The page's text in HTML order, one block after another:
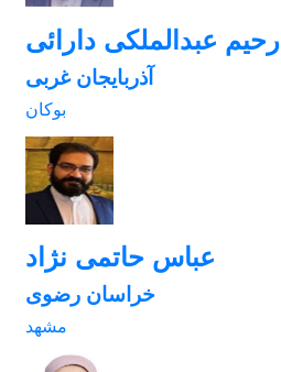
رحیم عبدالملکی دارائی
آذربایجان غربی
بوکان
عباس حاتمی نژاد
خراسان رضوی
مشهد